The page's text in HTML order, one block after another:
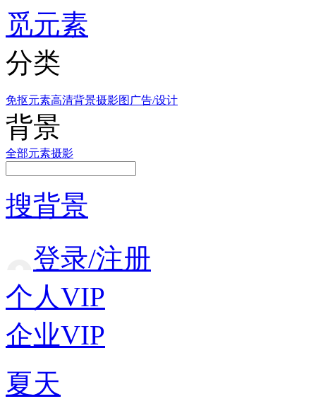
觅元素
分类
免抠元素高清背景摄影图 广告/设计
背景
全部元素摄影
搜背景
登录/注册
个人VIP
企业VIP
夏天